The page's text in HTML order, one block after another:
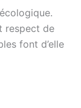
respect de
font d’elle